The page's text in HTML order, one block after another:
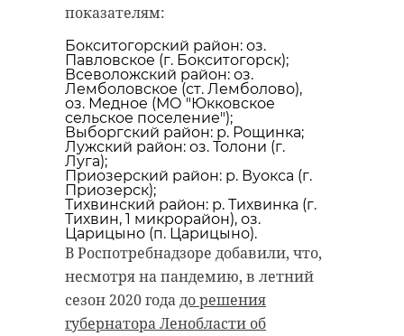
показателям:
Бокситогорский район: оз.
Павловское (г. Бокситогорск);
Всеволожский район: оз.
Лемболовское (ст. Лемболово),
оз. Медное (МО "Юкковское
сельское поселение");
Выборгский район: р. Рощинка;
Лужский район: оз. Толони (г.
Луга);
Приозерский район: р. Вуокса (г.
Приозерск);
Тихвинский район: р. Тихвинка (г.
Тихвин, 1 микрорайон), оз.
Царицыно (п. Царицыно).
В Роспотребнадзоре добавили, что,
несмотря на пандемию, в летний
сезон 2020 годадо решения
губернатора Ленобласти об